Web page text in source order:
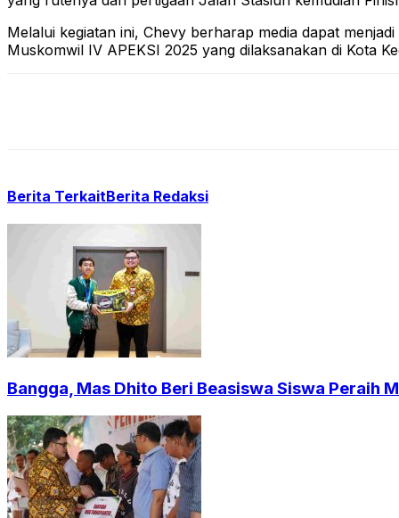
Melalui kegiatan ini, Chevy berharap media dapat
Muskomwil IV APEKSI 2025 yang dilaksanakan di Kota
Berita TerkaitBerita Redaksi
Bangga, Mas Dhito Beri Beasiswa Siswa Peraih